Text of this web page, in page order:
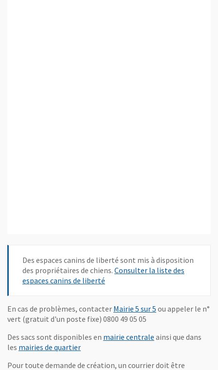
Des espaces canins de liberté sont mis à disposition
des propriétaires de chiens. Consulter la liste des
espaces canins de liberté
En cas de problèmes, contacter Mairie 5 sur 5 ou appeler le n°
vert (gratuit d'un poste fixe) 0800 49 05 05
Des sacs sont disponibles en mairie centrale ainsi que dans
les mairies de quartier
Pour toute demande de création, un courrier doit être